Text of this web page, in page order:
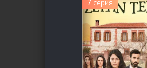
7 серия